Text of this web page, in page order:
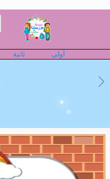
أولى ثانية